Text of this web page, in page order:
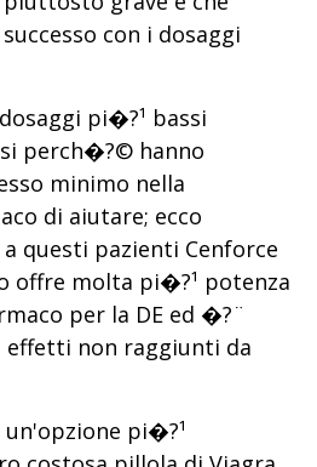
con i dosaggi
pi�?¹ bassi
perch�?© hanno
minimo nella
di aiutare; ecco
questi pazienti Cenforce
offre molta pi�?¹ potenza
per la DE ed �?¨
non raggiunti da
pi�?¹